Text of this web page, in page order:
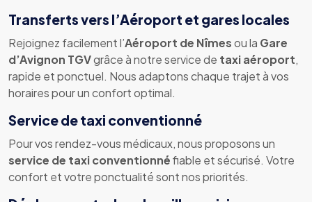
Transferts vers l’Aéroport et gares locales
Rejoignez facilement l’Aéroport de Nîmesou la Gare
d’Avignon TGVgrâce à notre service de taxi aéroport,
rapide et ponctuel. Nous adaptons chaque trajet à vos
horaires pour un confort optimal.
Service de taxi conventionné
Pour vos rendez-vous médicaux, nous proposons un
service de taxi conventionnéfiable et sécurisé. Votre
confort et votre ponctualité sont nos priorités.